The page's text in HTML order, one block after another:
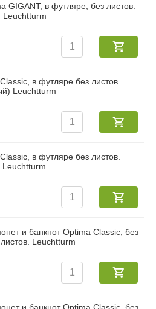
GIGANT, в футляре, без листов.
Leuchtturm
в футляре без листов.
Leuchtturm
в футляре без листов.
и банкнот Optima Classic, без
Leuchtturm
и банкнот Optima Classic, без